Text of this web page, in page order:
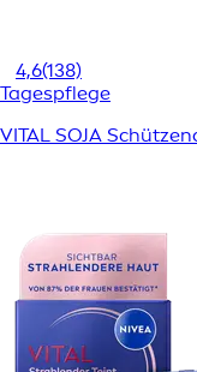
4,6(138)
Tagespflege
VITAL SOJA